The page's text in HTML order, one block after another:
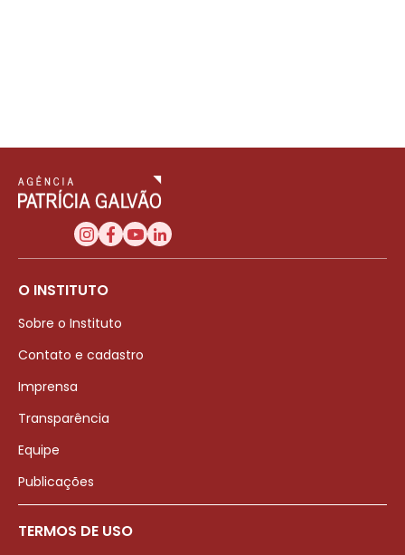
O INSTITUTO
Sobre o Instituto
Contato e cadastro
Imprensa
Transparência
Equipe
Publicações
TERMOS DE USO